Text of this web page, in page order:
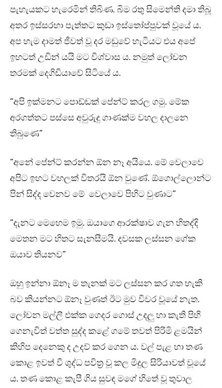
පැහැයකට හැරෙමින් තිබිණ. බිම රතු සිමෙන්ති දමා තිබූ
අතර ඉස්සරහා පැත්තට කුඩා ඉස්තෝප්පුවක් වූයේ ය.
අප හැම දාමත් ජීවත් වූ දර මඩුවේ හැටියට එය අපේ
ඉහටත් උඩින් යයි මට විශ්වාස ය. නමුත් ලෝචන
තරමක් දෙගිඩියාවේ සිටියේ ය.
“අපි ඉක්මනට පොඩ්ඩක් පේන්ට් කරල ගමු. මේක
අරගත්තට පස්සෙ අවුරුදු ගාණක්ම වහල දාලනෙ
තිබුණෙ”
“අනේ පේන්ට් කරන්න ඕන නෑ අයියෙ. මේ වෙලාවෙ
අපිට ඉහට වහලක් විතරයි ඕන වුණේ. ඕගොල්ලොන්ට
පින් සිද්ද වෙනව මේ වෙලාවෙ පිහිට වුණාට”
“දැනට මෙහෙම ඉමු. ඔයාගෙ ආරක්ෂාව ගැන හිතද්දි
මෙතන මට හිතට සැනසීමයි. දවසක ලස්සන ගේක
ඔයාව තියනව”
ඔහු ඉන්නා ඕනෑ ම තැනක් මට ලස්සන කර ගත හැකි
බව කියන්නට ඕනෑ වුණත් ඊට මුව විවර වූයේ නැත.
ලෝචන මල්ලී එක්ක ගෙදර ගොස් උදලු හා කැති පිහි
ගෙනැවිත් වත්ත සුද්ද කළේ ගමේ තවත් පිරිමි ළමයින්
කිහිප දෙනෙකු ද උදව් කර ගෙන ය. වල් පැළ හා තණ
කොළ ඉවත් වී ශුද්ධ පවිත්‍ර වූ කල මිදුල සිරියාවත් වූයේ
ය. තණ කොළ කැපී ගිය සුවඳ මගේ හිතේ වූ තුවාල